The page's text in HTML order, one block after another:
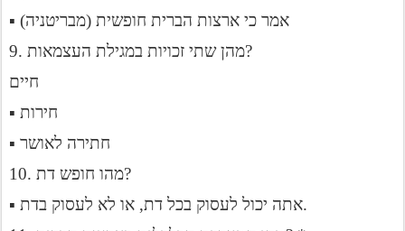
▪ אמר כי ארצות הברית חופשית (מבריטניה)
9. מהן שתי זכויות במגילת העצמאות?
חיים
▪ חירות
▪ חתירה לאושר
10. מהו חופש דת?
▪ אתה יכול לעסוק בכל דת, או לא לעסוק בדת.